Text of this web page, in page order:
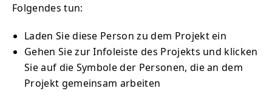
Folgendes tun:
Laden Sie diese Person zu dem Projekt ein
Gehen Sie zur Infoleiste des Projekts und klicken
Sie auf die Symbole der Personen, die an dem
Projekt gemeinsam arbeiten